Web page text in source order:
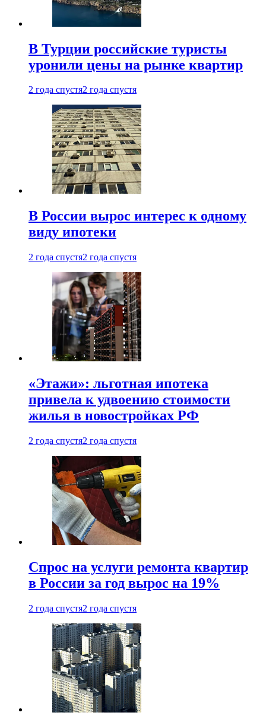
В Турции российские туристы
уронили цены на рынке квартир
2 года спустя2 года спустя
В России вырос интерес к одному
виду ипотеки
2 года спустя2 года спустя
«Этажи»: льготная ипотека
привела к удвоению стоимости
жилья в новостройках РФ
2 года спустя2 года спустя
Спрос на услуги ремонта квартир
в России за год вырос на 19%
2 года спустя2 года спустя